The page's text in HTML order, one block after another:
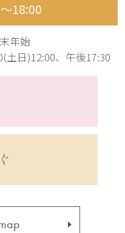
18:00
年始
日)12:00、午後17:30